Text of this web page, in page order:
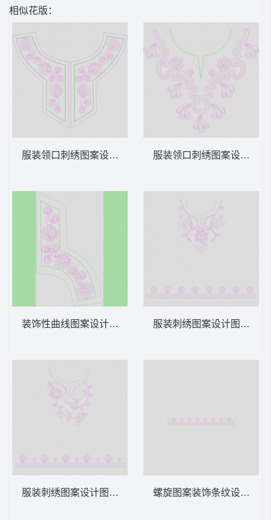
相似花版：
服装领口刺绣图案设计图 绳绣 盘带 链目绣
装饰性曲线图案设计图 绳绣 盘带 链目绣 特
服装刺绣图案设计图 绳绣 盘带 链目绣 特种
服装领口刺绣图案设计 绳
服装刺绣图案设计图 绳绣
螺旋图案装饰条纹设计 绳